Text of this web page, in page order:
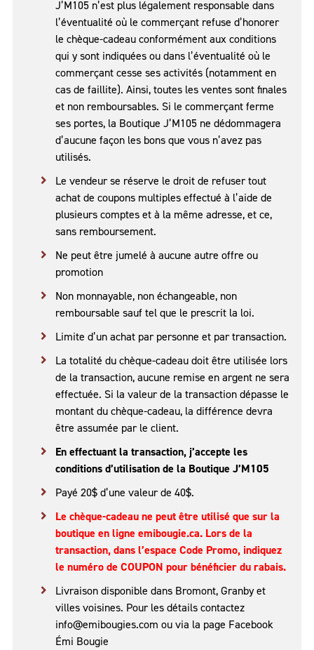
J’M105 n’est plus légalement responsable dans
l’éventualité où le commerçant refuse d’honorer
le chèque-cadeau conformément aux conditions
qui y sont indiquées ou dans l’éventualité où le
commerçant cesse ses activités (notamment en
cas de faillite). Ainsi, toutes les ventes sont finales
et non remboursables. Si le commerçant ferme
ses portes, la Boutique J’M105 ne dédommagera
d’aucune façon les bons que vous n’avez pas
utilisés.
Le vendeur se réserve le droit de refuser tout
achat de coupons multiples effectué à l’aide de
plusieurs comptes et à la même adresse, et ce,
sans remboursement.
Ne peut être jumelé à aucune autre offre ou
promotion
Non monnayable, non échangeable, non
remboursable sauf tel que le prescrit la loi.
Limite d’un achat par personne et par transaction.
La totalité du chèque-cadeau doit être utilisée lors
de la transaction, aucune remise en argent ne sera
effectuée. Si la valeur de la transaction dépasse le
montant du chèque-cadeau, la différence devra
être assumée par le client.
En effectuant la transaction, j’accepte les
conditions d’utilisation de la Boutique J’M105
Payé 20$ d’une valeur de 40$.
Le chèque-cadeau ne peut être utilisé que sur la
boutique en ligne emibougie.ca. Lors de la
transaction, dans l’espace Code Promo, indiquez
le numéro de COUPON pour bénéficier du rabais.
Livraison disponible dans Bromont, Granby et
villes voisines. Pour les détails contactez
info@emibougies.com ou via la page Facebook
Émi Bougie